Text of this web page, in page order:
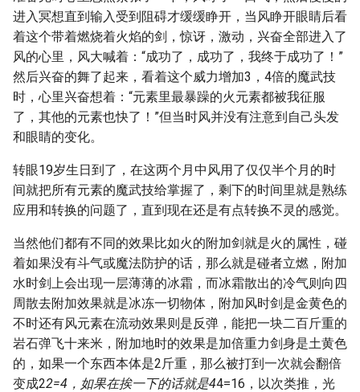
进入冥想直到输入受到阻碍才缓缓睁开，当风睁开眼睛后看
着这个带着燃烧着火焰的剑，惊讶，激动，兴奋全部进入了
风的心里，风大喊着：“成功了，成功了，我终于成功了！”
然后兴奋的舞了起来，看着这个威力增加3，4倍的魔武技
时，心里兴奋想着：“元素里最暴躁的火元素都被我征服
了，其他的元素也快了！”但当时风并没有注意到自己头发
和眼睛的变化。
转眼19岁生日到了，在这两个月中风用了仅仅半个月的时
间就把所有元素的魔武技给掌握了，剩下的时间里就是熟练
应用和转换的问题了，直到现在还是有点转换不灵的感觉。
当然他们都有不同的效果比如火的附加剑就是火的属性，碰
着如果没有斗气或魔法防护的话，那么就是碰者立燃，附加
水时剑上会出现一层薄薄的冰霜，而冰霜散出的冷气则向四
周散去附加效果就是冰冻一切物体，附加风时剑是金黄色的
不时还有风元素在流动效果则是反弹，能把一块二百斤重的
岩石弹飞十来米，附加地时的效果是加倍重力剑身是土黄色
的，如果一个东西本体是2斤重，那么被打到一次就会翻倍
变成22=4，如果在挨一下的话就是44=16，以次类推，光